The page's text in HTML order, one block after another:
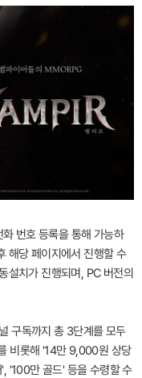
번호 등록을 통해 가능하
해당 페이지에서 진행할 수
설치가 진행되며, PC 버전의
구독까지 총 3단계를 모두
비롯해 '14만 9,000원 상당
'100만 골드' 등을 수령할 수